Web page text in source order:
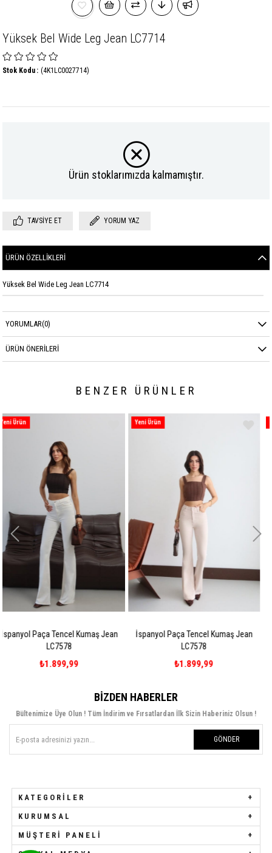
Yüksek Bel Wide Leg Jean LC7714
(4K1LC0027714)
Stok Kodu
Ürün stoklarımızda kalmamıştır.
TAVSIYE ET YORUM YAZ
ÜRÜN ÖZELLIKLERI
Yüksek Bel Wide Leg Jean LC7714
YORUMLAR(0)
ÜRÜN ÖNERILERI
BENZER ÜRÜNLER
Jean
İspanyol Paça Tencel Kumaş Jean
₺1.899,99
Paçası Püsküllü Yüksek Bel
Jean LC7403-P
₺1.699,99
BIZDEN HABERLER
Bültenimize Üye Olun ! Tüm İndirim ve Fırsatlardan İlk Sizin Haberiniz Olsun !
GÖNDER
KATEGORILER
KURUMSAL
MÜŞTERI PANELI